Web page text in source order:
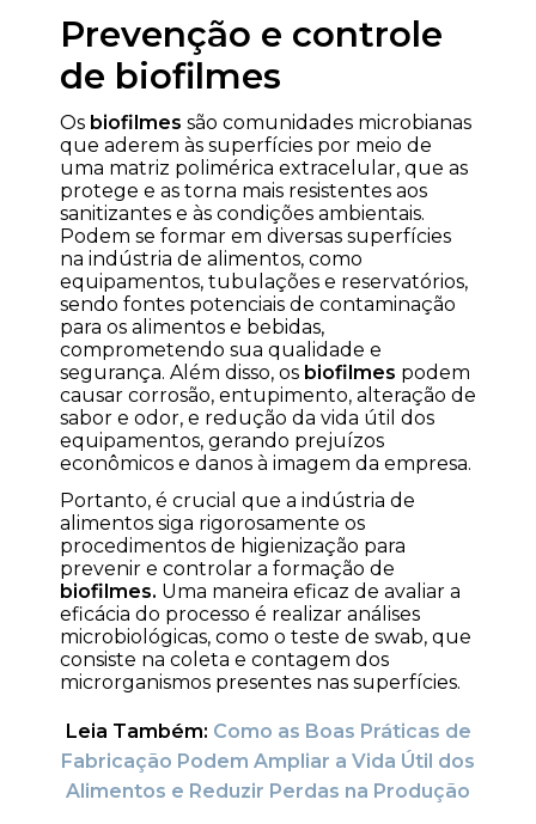
Prevenção e controle
de biofilmes
Os biofilmes são comunidades microbianas
que aderem às superfícies por meio de
uma matriz polimérica extracelular, que as
protege e as torna mais resistentes aos
sanitizantes e às condições ambientais.
Podem se formar em diversas superfícies
na indústria de alimentos, como
equipamentos, tubulações e reservatórios,
sendo fontes potenciais de contaminação
para os alimentos e bebidas,
comprometendo sua qualidade e
segurança. Além disso, os biofilmes podem
causar corrosão, entupimento, alteração de
sabor e odor, e redução da vida útil dos
equipamentos, gerando prejuízos
econômicos e danos à imagem da empresa.
Portanto, é crucial que a indústria de
alimentos siga rigorosamente os
procedimentos de higienização para
prevenir e controlar a formação de
biofilmes. Uma maneira eficaz de avaliar a
eficácia do processo é realizar análises
microbiológicas, como o teste de swab, que
consiste na coleta e contagem dos
microrganismos presentes nas superfícies.
Leia Também: Como as Boas Práticas de
Fabricação Podem Ampliar a Vida Útil dos
Alimentos e Reduzir Perdas na Produção